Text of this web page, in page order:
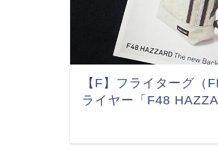
【F】フライターグ（
ライヤー「F48